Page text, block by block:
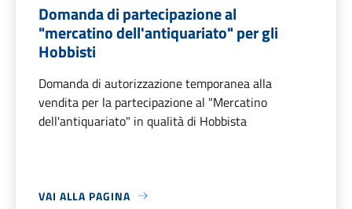
Domanda di partecipazione al
"mercatino dell'antiquariato" per gli
Hobbisti
Domanda di autorizzazione temporanea alla
vendita per la partecipazione al "Mercatino
dell'antiquariato" in qualità di Hobbista
VAI ALLA PAGINA